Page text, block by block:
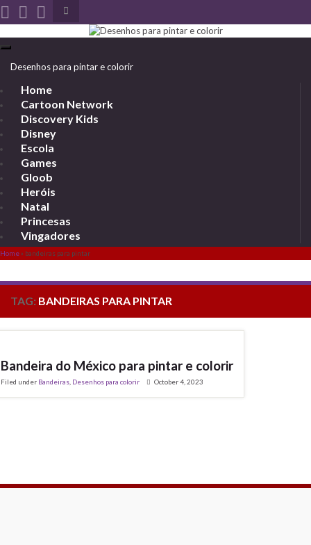
Toggle
Search for:
Toggle
navigation
Desenhos para pintar e colorir
Home
Cartoon Network
Discovery Kids
Disney
Escola
Games
Gloob
Heróis
Natal
Princesas
Vingadores
Home» bandeiras para pintar
TAG: BANDEIRAS PARA PINTAR
Bandeira do México para pintar e colorir
Filed under Bandeiras Desenhos para colorir October 4, 2023